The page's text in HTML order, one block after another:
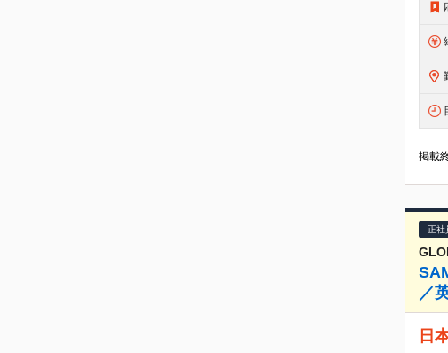
掲載
正社
／
日